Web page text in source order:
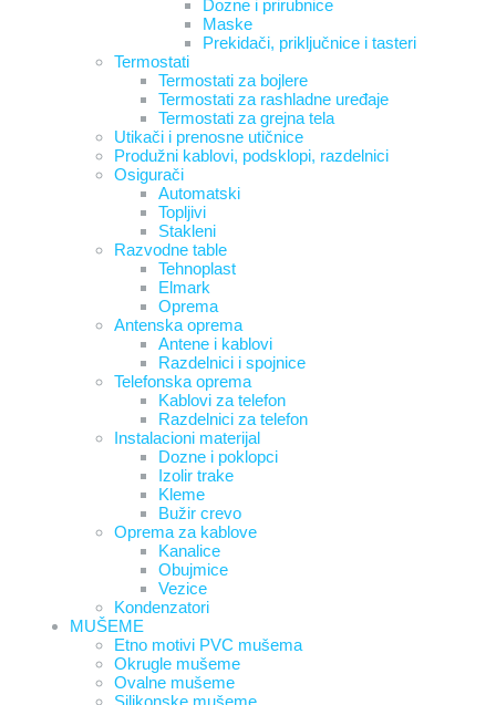
Dozne i prirubnice
Maske
Prekidači, priključnice i tasteri
Termostati
Termostati za bojlere
Termostati za rashladne uređaje
Termostati za grejna tela
Utikači i prenosne utičnice
Produžni kablovi, podsklopi, razdelnici
Osigurači
Automatski
Topljivi
Stakleni
Razvodne table
Tehnoplast
Elmark
Oprema
Antenska oprema
Antene i kablovi
Razdelnici i spojnice
Telefonska oprema
Kablovi za telefon
Razdelnici za telefon
Instalacioni materijal
Dozne i poklopci
Izolir trake
Kleme
Bužir crevo
Oprema za kablove
Kanalice
Obujmice
Vezice
Kondenzatori
MUŠEME
Etno motivi PVC mušema
Okrugle mušeme
Ovalne mušeme
Silikonske mušeme